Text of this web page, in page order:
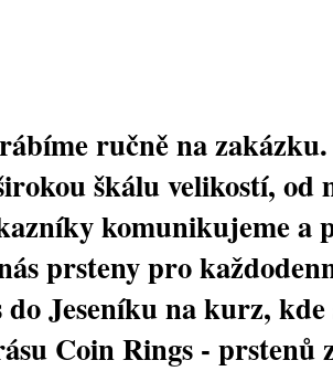
ručně na
škálu velikostí, od
komunikujeme a
prsteny pro
do Jeseníku na kurz,
Coin Rings - prstenů